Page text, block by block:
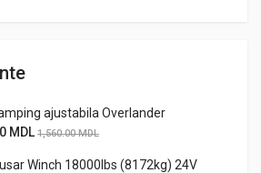
ajustabila Overlander
MDL 1,560.00MDL
Winch 18000lbs (8172kg) 24V